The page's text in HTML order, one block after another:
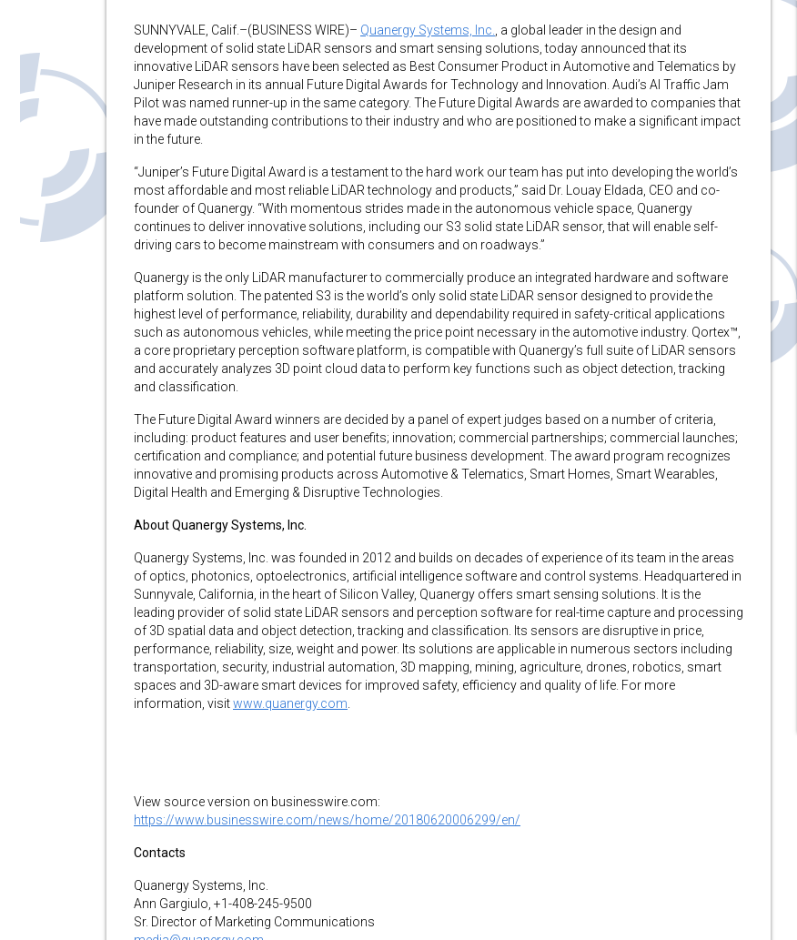
SUNNYVALE, Calif.–(BUSINESS WIRE)– Quanergy Systems, Inc.
, a global leader in the design and
development of solid state LiDAR sensors and smart sensing solutions, today announced that its
innovative LiDAR sensors have been selected as Best Consumer Product in Automotive and Telematics by
Juniper Research in its annual Future Digital Awards for Technology and Innovation. Audi’s AI Traffic Jam
Pilot was named runner-up in the same category. The Future Digital Awards are awarded to companies that
have made outstanding contributions to their industry and who are positioned to make a significant impact
in the future.
“Juniper’s Future Digital Award is a testament to the hard work our team has put into developing the world’s
most affordable and most reliable LiDAR technology and products,” said Dr. Louay Eldada, CEO and co-
founder of Quanergy. “With momentous strides made in the autonomous vehicle space, Quanergy
continues to deliver innovative solutions, including our S3 solid state LiDAR sensor, that will enable self-
driving cars to become mainstream with consumers and on roadways.”
Quanergy is the only LiDAR manufacturer to commercially produce an integrated hardware and software
platform solution. The patented S3 is the world’s only solid state LiDAR sensor designed to provide the
highest level of performance, reliability, durability and dependability required in safety-critical applications
such as autonomous vehicles, while meeting the price point necessary in the automotive industry. Qortex™,
a core proprietary perception software platform, is compatible with Quanergy’s full suite of LiDAR sensors
and accurately analyzes 3D point cloud data to perform key functions such as object detection, tracking
and classification.
The Future Digital Award winners are decided by a panel of expert judges based on a number of criteria,
including: product features and user benefits; innovation; commercial partnerships; commercial launches;
certification and compliance; and potential future business development. The award program recognizes
innovative and promising products across Automotive & Telematics, Smart Homes, Smart Wearables,
Digital Health and Emerging & Disruptive Technologies.
About Quanergy Systems, Inc.
Quanergy Systems, Inc. was founded in 2012 and builds on decades of experience of its team in the areas
of optics, photonics, optoelectronics, artificial intelligence software and control systems. Headquartered in
Sunnyvale, California, in the heart of Silicon Valley, Quanergy offers smart sensing solutions. It is the
leading provider of solid state LiDAR sensors and perception software for real-time capture and processing
of 3D spatial data and object detection, tracking and classification. Its sensors are disruptive in price,
performance, reliability, size, weight and power. Its solutions are applicable in numerous sectors including
transportation, security, industrial automation, 3D mapping, mining, agriculture, drones, robotics, smart
spaces and 3D-aware smart devices for improved safety, efficiency and quality of life. For more
information, visitwww.quanergy.com
View source version on businesswire.com:
https://www.businesswire.com/news/home/20180620006299/en/
Contacts
Quanergy Systems, Inc.
Ann Gargiulo, +1-408-245-9500
Sr. Director of Marketing Communications